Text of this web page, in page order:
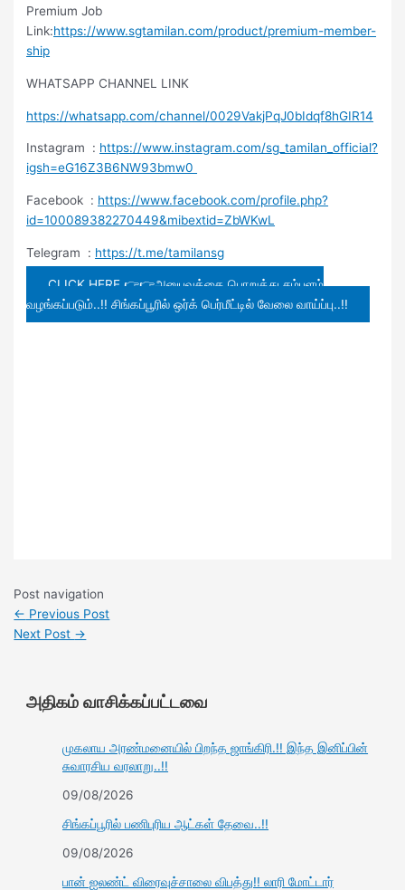
Premium Job
Link:https://www.sgtamilan.com/product/premium-member-
ship
WHATSAPP CHANNEL LINK
https://whatsapp.com/channel/0029VakjPqJ0bIdqf8hGIR14
Instagram : https://www.instagram.com/sg_tamilan_official?
igsh=eG16Z3B6NW93bmw0
Facebook : https://www.facebook.com/profile.php?
id=100089382270449&mibextid=ZbWKwL
Telegram : https://t.me/tamilansg
CLICK HERE 👉👉அனுபவத்தை பொறுத்து சம்பளம்
வழங்கப்படும்..!! சிங்கப்பூரில் ஒர்க் பெர்மீட்டில் வேலை வாய்ப்பு..!!
Post navigation
← Previous Post
Next Post →
அதிகம் வாசிக்கப்பட்டவை
முகலாய அரண்மனையில் பிறந்த ஜாங்கிரி.!! இந்த இனிப்பின்
சுவாரசிய வரலாறு..!!
09/08/2026
சிங்கப்பூரில் பணிபுரிய ஆட்கள் தேவை..!!
09/08/2026
பான் ஐலண்ட் விரைவுச்சாலை விபத்து!! லாரி மோட்டார்